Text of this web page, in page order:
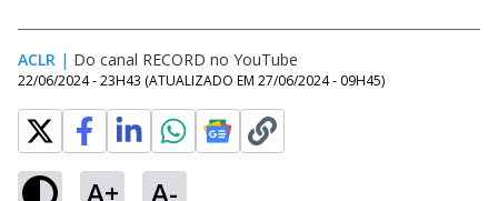
ACLR | Do canal RECORD no YouTube
22/06/2024 - 23H43 (ATUALIZADO EM 27/06/2024 - 09H45)
A+ A-